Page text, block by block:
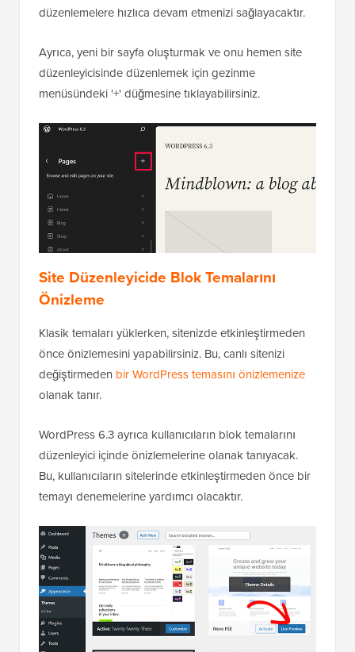
düzenlemelere hızlıca devam etmenizi sağlayacaktır.
Ayrıca, yeni bir sayfa oluşturmak ve onu hemen site
düzenleyicisinde düzenlemek için gezinme
menüsündeki '+' düğmesine tıklayabilirsiniz.
Site Düzenleyicide Blok Temalarını
Önizleme
Klasik temaları yüklerken, sitenizde etkinleştirmeden
önce önizlemesini yapabilirsiniz. Bu, canlı sitenizi
değiştirmeden bir WordPress temasını önizlemenize
olanak tanır.
WordPress 6.3 ayrıca kullanıcıların blok temalarını
düzenleyici içinde önizlemelerine olanak tanıyacak.
Bu, kullanıcıların sitelerinde etkinleştirmeden önce bir
temayı denemelerine yardımcı olacaktır.